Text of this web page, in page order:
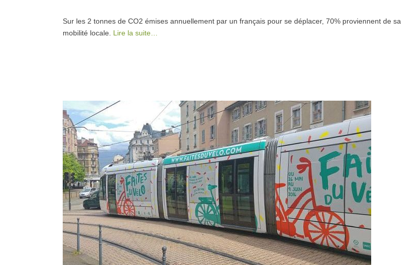
Sur les 2 tonnes de CO2 émises annuellement par un français pour se déplacer, 70% proviennent de sa
mobilité locale. Lire la suite…